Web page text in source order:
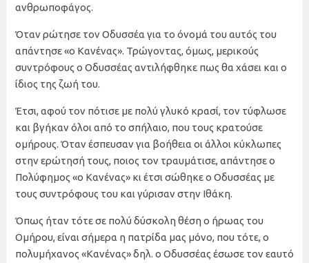
ανθρωποφάγος.
Όταν ρώτησε τον Οδυσσέα για το όνομά του αυτός του
απάντησε «ο Κανένας». Τρώγοντας, όμως, μερικούς
συντρόφους ο Οδυσσέας αντιλήφθηκε πως θα χάσει και ο
ίδιος της ζωή του.
Έτσι, αφού τον πότισε με πολύ γλυκό κρασί, τον τύφλωσε
και βγήκαν όλοι από το σπήλαιο, που τους κρατούσε
ομήρους. Όταν έσπευσαν για βοήθεια οι άλλοι κύκλωπες
στην ερώτησή τους, ποιος τον τραυμάτισε, απάντησε ο
Πολύφημος «ο Κανένας» κι έτσι σώθηκε ο Οδυσσέας με
τους συντρόφους του και γύρισαν στην Ιθάκη.
Όπως ήταν τότε σε πολύ δύσκολη θέση ο ήρωας του
Ομήρου, είναι σήμερα η πατρίδα μας μόνο, που τότε, ο
πολυμήχανος «Κανένας» δηλ. ο Οδυσσέας έσωσε τον εαυτό